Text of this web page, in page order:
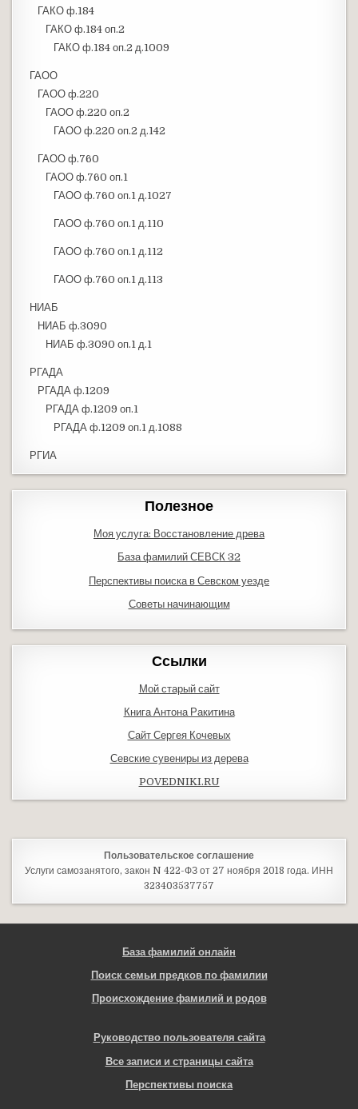
ГАКО ф.184
ГАКО ф.184 оп.2
ГАКО ф.184 оп.2 д.1009
ГАОО
ГАОО ф.220
ГАОО ф.220 оп.2
ГАОО ф.220 оп.2 д.142
ГАОО ф.760
ГАОО ф.760 оп.1
ГАОО ф.760 оп.1 д.1027
ГАОО ф.760 оп.1 д.110
ГАОО ф.760 оп.1 д.112
ГАОО ф.760 оп.1 д.113
НИАБ
НИАБ ф.3090
НИАБ ф.3090 оп.1 д.1
РГАДА
РГАДА ф.1209
РГАДА ф.1209 оп.1
РГАДА ф.1209 оп.1 д.1088
РГИА
Полезное
Моя услуга: Восстановление древа
База фамилий СЕВСК 32
Перспективы поиска в Севском уезде
Советы начинающим
Ссылки
Мой старый сайт
Книга Антона Ракитина
Сайт Сергея Кочевых
Севские сувениры из дерева
POVEDNIKI.RU
Пользовательское соглашение
Услуги самозанятого, закон N 422-ФЗ от 27 ноября 2018 года. ИНН
323403537757
База фамилий онлайн
Поиск семьи предков по фамилии
Происхождение фамилий и родов
Руководство пользователя сайта
Все записи и страницы сайта
Перспективы поиска